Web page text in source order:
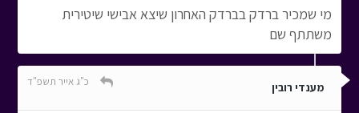
מי שמכיר ברדק בברדק האחרון שיצא אבישי שיטירית
משתתף שם
מענדי רובין כ"ג אייר תשפ"ד